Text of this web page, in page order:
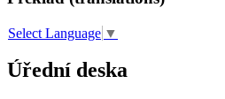
Select Language ▼
Úřední deska